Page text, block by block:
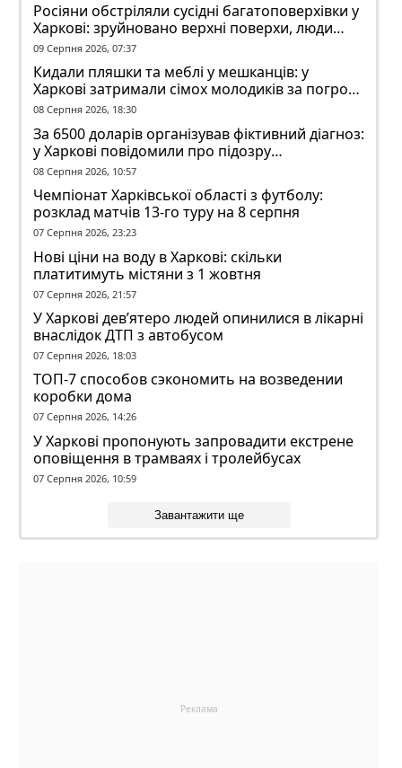
Росіяни обстріляли сусідні багатоповерхівки у
Харкові: зруйновано верхні поверхи, люди
заблоковані
09 Серпня 2026, 07:37
Кидали пляшки та меблі у мешканців: у
Харкові затримали сімох молодиків за погром
у гуртожитку
08 Серпня 2026, 18:30
За 6500 доларів організував фіктивний діагноз:
у Харкові повідомили про підозру
ексзавідувачу психлікарні
08 Серпня 2026, 10:57
Чемпіонат Харківської області з футболу:
розклад матчів 13-го туру на 8 серпня
07 Серпня 2026, 23:23
Нові ціни на воду в Харкові: скільки
платитимуть містяни з 1 жовтня
07 Серпня 2026, 21:57
У Харкові дев’ятеро людей опинилися в лікарні
внаслідок ДТП з автобусом
07 Серпня 2026, 18:03
ТОП-7 способов сэкономить на возведении
коробки дома
07 Серпня 2026, 14:26
У Харкові пропонують запровадити екстрене
оповіщення в трамваях і тролейбусах
07 Серпня 2026, 10:59
Завантажити ще